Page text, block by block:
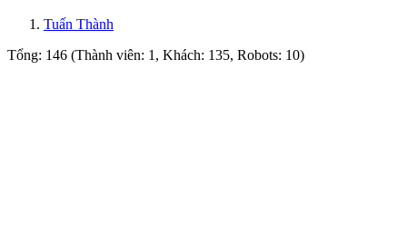
Tuấn Thành
Tổng: 146 (Thành viên: 1, Khách: 135, Robots: 10)